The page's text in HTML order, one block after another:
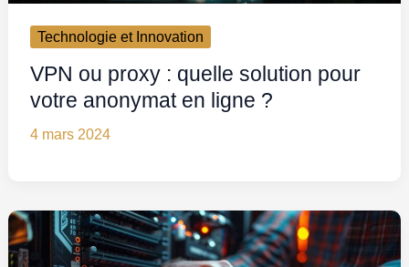
Technologie et Innovation
VPN ou proxy : quelle solution pour
votre anonymat en ligne ?
4 mars 2024